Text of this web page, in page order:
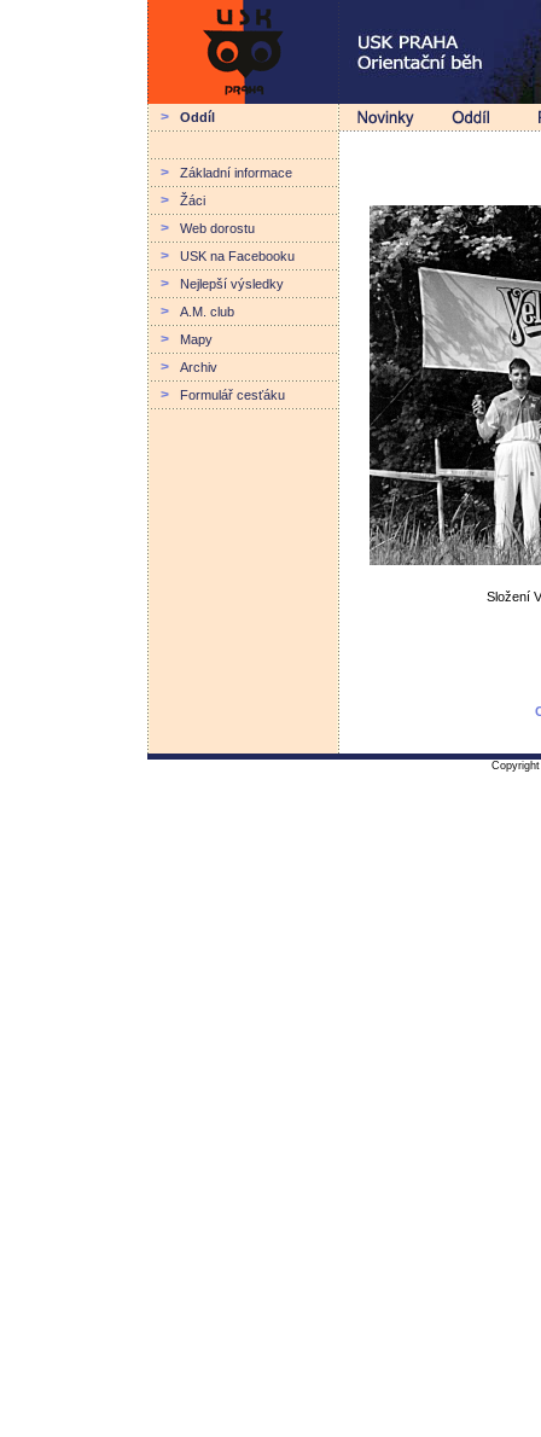
> Oddíl
> Základní informace
> Žáci
> Web dorostu
> USK na Facebooku
> Nejlepší výsledky
> A.M. club
> Mapy
> Archiv
> Formulář cesťáku
Složení